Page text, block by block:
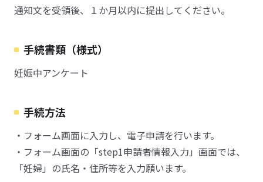
通知文を受領後、１か月以内に提出してください。
手続書類（様式）
妊娠中アンケート
手続方法
・フォーム画面に入力し、電子申請を行います。
・フォーム画面の「step1申請者情報入力」画面では、
「妊婦」の氏名・住所等を入力願います。